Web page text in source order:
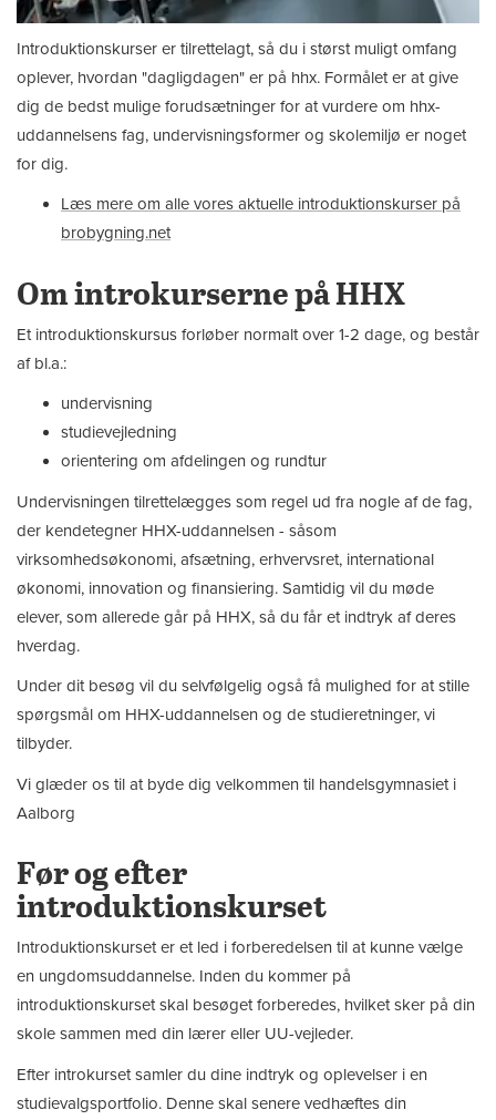
Introduktionskurser er tilrettelagt, så du i størst muligt omfang
oplever, hvordan "dagligdagen" er på hhx. Formålet er at give
dig de bedst mulige forudsætninger for at vurdere om hhx-
uddannelsens fag, undervisningsformer og skolemiljø er noget
for dig.
Læs mere om alle vores aktuelle introduktionskurser på
brobygning.net
Om introkurserne på HHX
Et introduktionskursus forløber normalt over 1-2 dage, og består
af bl.a.:
undervisning
studievejledning
orientering om afdelingen og rundtur
Undervisningen tilrettelægges som regel ud fra nogle af de fag,
der kendetegner HHX-uddannelsen - såsom
virksomhedsøkonomi, afsætning, erhvervsret, international
økonomi, innovation og finansiering. Samtidig vil du møde
elever, som allerede går på HHX, så du får et indtryk af deres
hverdag.
Under dit besøg vil du selvfølgelig også få mulighed for at stille
spørgsmål om HHX-uddannelsen og de studieretninger, vi
tilbyder.
Vi glæder os til at byde dig velkommen til handelsgymnasiet i
Aalborg
Før og efter
introduktionskurset
Introduktionskurset er et led i forberedelsen til at kunne vælge
en ungdomsuddannelse. Inden du kommer på
introduktionskurset skal besøget forberedes, hvilket sker på din
skole sammen med din lærer eller UU-vejleder.
Efter introkurset samler du dine indtryk og oplevelser i en
studievalgsportfolio. Denne skal senere vedhæftes din